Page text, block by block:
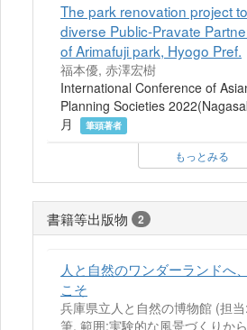
The park renovation project
diverse Public-Pravate
of Arimafuji park, Hyogo Pref.
福本優, 赤澤宏樹
International Conference of
Planning Societies
月
筆頭著者
もっとみる
書籍等出版物 2
人と自然のワンダーランドへ
こそ
兵庫県立人と自然の博物館 (担
筆, 範囲:実験的な風景づくりか